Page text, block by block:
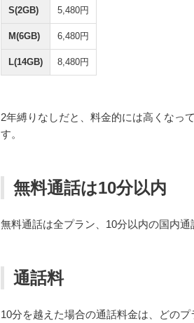
S(2GB) 5,480円
M(6GB) 6,480円
L(14GB) 8,480円
2年縛りなしだと、料金的には高くなっ
す。
無料通話は10分以内
無料通話は全プラン、10分以内の国内通
通話料
10分を越えた場合の通話料金は、どのプ